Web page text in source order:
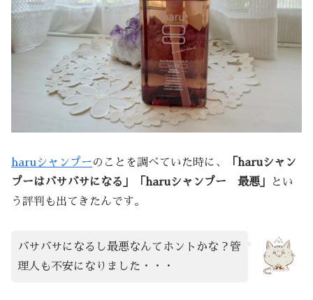
haruシャンプーのことを調べていた時に、
「haruシャン
プーはバサバサになる」「haruシャンプー 最悪」
とい
う評判も出てきたんです。
バサバサになるし最悪なんてホントかな？管
理人も不安になりました・・・